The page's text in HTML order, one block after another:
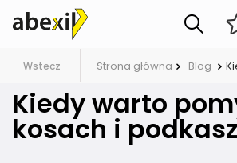
Wstecz Strona główna Blog
Kiedy warto
kosach i